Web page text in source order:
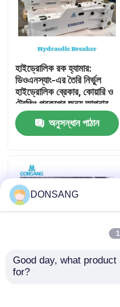
পণ্য
VR প্রদর্শন
আমাদের সম্পর্কে
কারখানা ভ্রমণ
যোগাযোগ করুন
হাইড্রোলিক রক ব্রেকার
হাইড্রোলিক রক হ্যামার:
ডিওএনস্যাং-এর তৈরি নির্ভুল
হাইড্রোলিক ব্রেকার, কোয়ারি ও
ট্রেঞ্চিং প্রকল্পের জন্য আপনার
ভালো সহযোগী
অনুসন্ধান পাঠান
হাইড্রোলিক ব্রেকার হ্যামার
DONSANG
Good day, what
for?